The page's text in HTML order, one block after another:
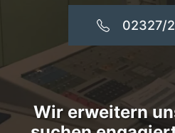
02327/
Wir erweitern